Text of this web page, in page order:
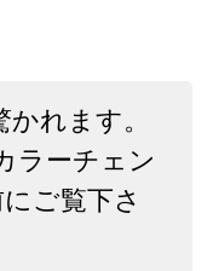
かれます。
ラーチェン
ご覧下さ